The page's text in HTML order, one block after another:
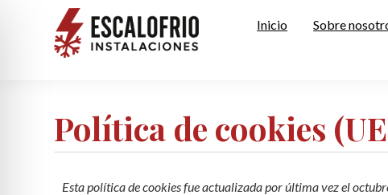
Inicio Sobre
Política de cookies
Esta política de cookies fue actualizada por última vez el